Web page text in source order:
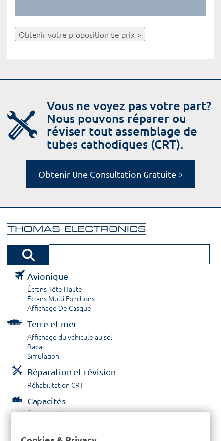
Obtenir votre proposition de prix >
Vous ne voyez pas votre part?
Nous pouvons réparer ou
réviser tout assemblage de
tubes cathodiques (CRT).
Obtenir Une Consultation Gratuite >
Avionique
Écrans Tête Haute
Écrans Multi Fonctions
Affichage De Casque
Terre et mer
Affichage du véhicule au sol
Radar
Simulation
Réparation et révision
Réhabilitation CRT
Capacités
À propos / Historique